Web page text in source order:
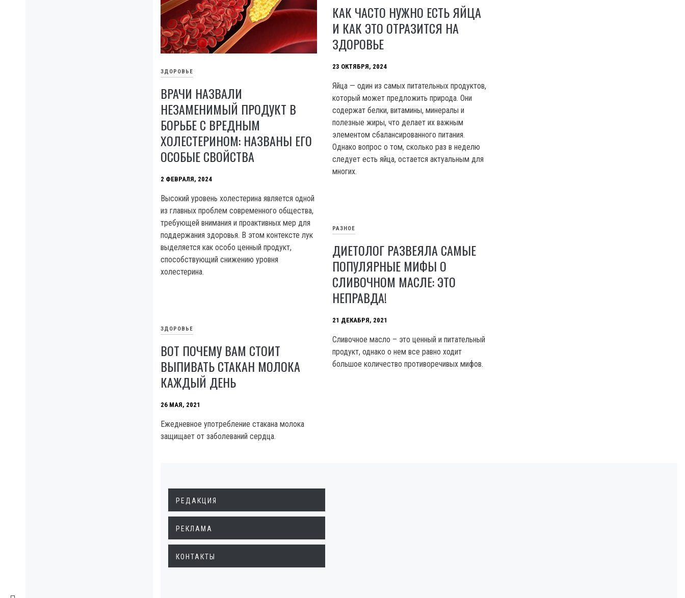
КАК ЧАСТО НУЖНО ЕСТЬ ЯЙЦА
И КАК ЭТО ОТРАЗИТСЯ НА
ЗДОРОВЬЕ
23 ОКТЯБРЯ, 2024
Яйца — один из самых питательных продуктов,
который может предложить природа. Они
содержат белки, витамины, минералы и
полезные жиры, что делает их важным
элементом сбалансированного питания.
Однако вопрос о том, сколько раз в неделю
следует есть яйца, остается актуальным для
многих.
ЗДОРОВЬЕ
ВРАЧИ НАЗВАЛИ
НЕЗАМЕНИМЫЙ ПРОДУКТ В
БОРЬБЕ С ВРЕДНЫМ
ХОЛЕСТЕРИНОМ: НАЗВАНЫ ЕГО
ОСОБЫЕ СВОЙСТВА
2 ФЕВРАЛЯ, 2024
Высокий уровень холестерина является одной
из главных проблем современного общества,
требующей внимания и проактивных мер для
поддержания здоровья. В этом контексте лук
выделяется как особо ценный продукт,
способствующий снижению уровня
холестерина.
РАЗНОЕ
ДИЕТОЛОГ РАЗВЕЯЛА САМЫЕ
ПОПУЛЯРНЫЕ МИФЫ О
СЛИВОЧНОМ МАСЛЕ: ЭТО
НЕПРАВДА!
21 ДЕКАБРЯ, 2021
Сливочное масло – это ценный и питательный
продукт, однако о нем все равно ходит
большое количество противоречивых мифов.
ЗДОРОВЬЕ
ВОТ ПОЧЕМУ ВАМ СТОИТ
ВЫПИВАТЬ СТАКАН МОЛОКА
КАЖДЫЙ ДЕНЬ
26 МАЯ, 2021
Ежедневное употребление стакана молока
защищает от заболеваний сердца.
РЕДАКЦИЯ
РЕКЛАМА
КОНТАКТЫ